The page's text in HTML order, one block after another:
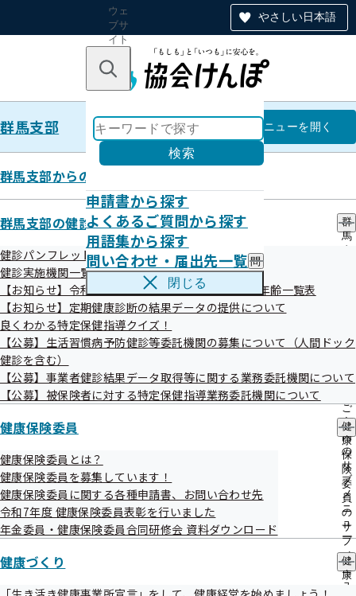
やさしい日本語
ウェ
ブサ
イト
のナ
ン
キーワードで探す
検索
申請書から探す
よくあるご質問から探す
用語集から探す
問い合わせ・届出先一覧 問
い
わ
届
先
一
覧
ュ
ー
閉じる
群馬支部 群馬支部
メニューを開く
群馬支部からのお知らせ
群馬支部の健診・保健指導のご案内
群
馬
保
健
導
ご
案
内
の
サ
ブ
メ
ニ
ュ
ー
健診パンフレット等
健診実施機関一覧等
【お知らせ】令和8年度生活習慣病予防健診対象者年齢一覧表
【お知らせ】定期健康診断の結果データの提供について
良くわかる特定保健指導クイズ！
【公募】生活習慣病予防健診等委託機関の募集について（人間ドック
健診を含む）
【公募】事業者健診結果データ取得等に関する業務委託機関について
【公募】被保険者に対する特定保健指導業務委託機関について
健康保険委員
健
康
保
険
委
員
の
サ
ブ
メ
ニ
ュ
健康保険委員とは？
健康保険委員を募集しています！
健康保険委員に関する各種申請書、お問い合わせ先
令和7年度 健康保険委員表彰を行いました
年金委員・健康保険委員合同研修会 資料ダウンロード
健康づくり
健
康
意外とかかる⁉時間外受診！